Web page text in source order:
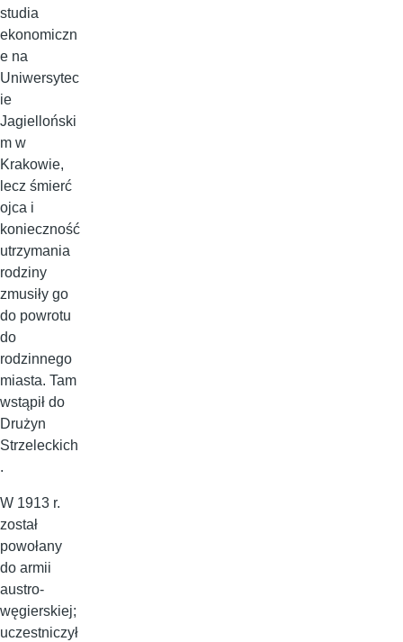
studia
ekonomiczn
e na
Uniwersytec
ie
Jagielloński
m w
Krakowie,
lecz śmierć
ojca i
konieczność
utrzymania
rodziny
zmusiły go
do powrotu
do
rodzinnego
miasta. Tam
wstąpił do
Drużyn
Strzeleckich
.
W 1913 r.
został
powołany
do armii
austro-
węgierskiej;
uczestniczył